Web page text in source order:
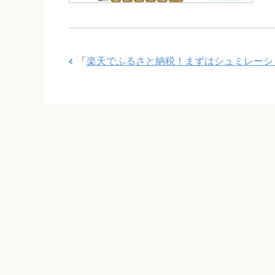
「 楽天でふるさと納税！まずはシュミレーシ